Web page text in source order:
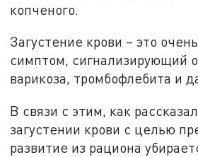
копченого.
Загустение крови – это
симптом, сигнализирующий
варикоза, тромбофлебита и
В связи с этим, как
загустении крови с целью
развитие из рациона